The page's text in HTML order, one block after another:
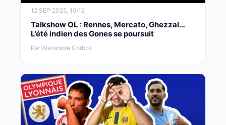
12 SEP 2025, 10:12
Talkshow OL : Rennes, Mercato, Ghezzal…
L’été indien des Gones se poursuit
Par Alexandre Corboz